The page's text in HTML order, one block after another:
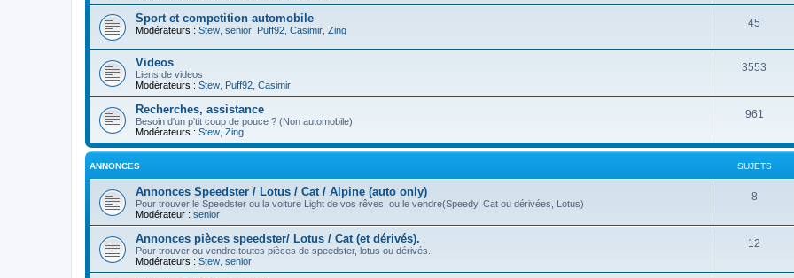
Sport et competition automobile
Modérateurs : Stew senior Puff92 Casimir Zing
45
Videos
Liens de videos
Modérateurs : Stew Puff92 Casimir
3553
Recherches, assistance
Besoin d'un p'tit coup de pouce ? (Non automobile)
Modérateurs : Stew Zing
961
ANNONCES SUJETS
Annonces Speedster / Lotus / Cat / Alpine (auto only)
Pour trouver le Speedster ou la voiture Light de vos rêves, ou le vendre(Speedy, Cat ou dérivées, Lotus)
Modérateur : senior
8
Annonces pièces speedster/ Lotus / Cat (et dérivés).
Pour trouver ou vendre toutes pièces de speedster, lotus ou dérivés.
Modérateurs : Stew senior
12